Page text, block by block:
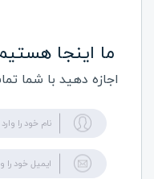
ما اینجا
اجازه دهید با شما